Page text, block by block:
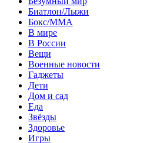
Биатлон/Лыжи
Бокс/MMA
В мире
В России
Вещи
Военные новости
Гаджеты
Дети
Дом и сад
Еда
Звёзды
Здоровье
Игры